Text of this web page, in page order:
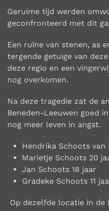
Geruime tijd werden
geconfronteerd met dit
Een ruïne van stenen, as
tergende getuige van
deze regio en een
nog overkomen.
Na deze tragedie zat de
Beneden-Leeuwen goed
nog meer leven in angst.
Hendrika Schoots van
Marietje Schoots 20
Jan Schoots 18 jaar
Gradeke Schoots 11
Op dezelfde locatie in de